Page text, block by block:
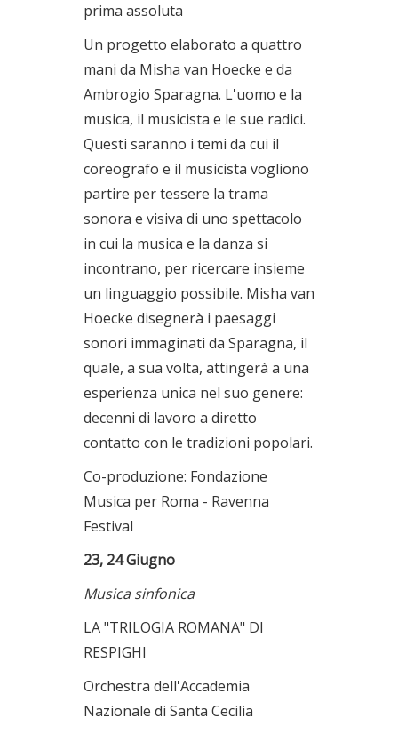
prima assoluta
Un progetto elaborato a quattro
mani da Misha van Hoecke e da
Ambrogio Sparagna. L'uomo e la
musica, il musicista e le sue radici.
Questi saranno i temi da cui il
coreografo e il musicista vogliono
partire per tessere la trama
sonora e visiva di uno spettacolo
in cui la musica e la danza si
incontrano, per ricercare insieme
un linguaggio possibile. Misha van
Hoecke disegnerà i paesaggi
sonori immaginati da Sparagna, il
quale, a sua volta, attingerà a una
esperienza unica nel suo genere:
decenni di lavoro a diretto
contatto con le tradizioni popolari.
Co-produzione: Fondazione
Musica per Roma - Ravenna
Festival
23, 24 Giugno
Musica sinfonica
LA "TRILOGIA ROMANA" DI
RESPIGHI
Orchestra dell'Accademia
Nazionale di Santa Cecilia